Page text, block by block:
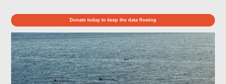
Donate today to keep the data flowing